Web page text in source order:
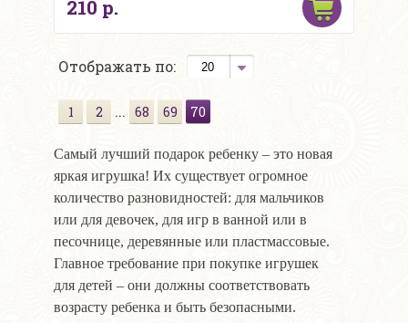
210 р.
Отображать по:
1 2 ... 68 69 70
Самый лучший подарок ребенку – это новая
яркая игрушка! Их существует огромное
количество разновидностей: для мальчиков
или для девочек, для игр в ванной или в
песочнице, деревянные или пластмассовые.
Главное требование при покупке игрушек
для детей – они должны соответствовать
возрасту ребенка и быть безопасными.